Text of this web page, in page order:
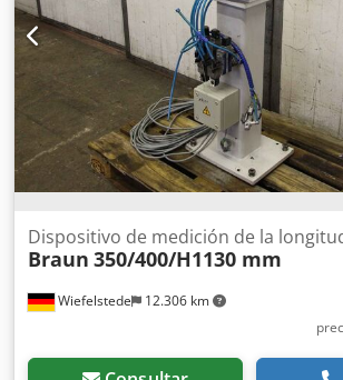
Wiefelstede 12.306 km
Dispositivo de medición de la
Braun 350/400/H1130 mm